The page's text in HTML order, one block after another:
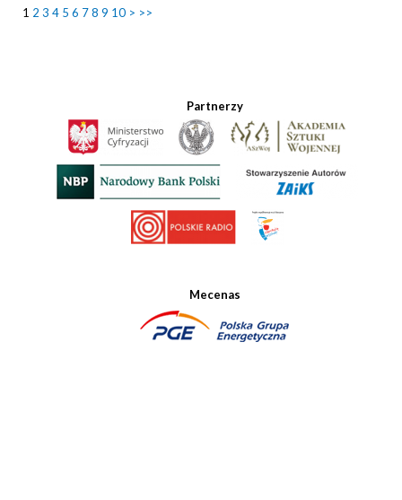
1 2 3 4 5 6 78 9 10 > >>
Partnerzy
Mecenas